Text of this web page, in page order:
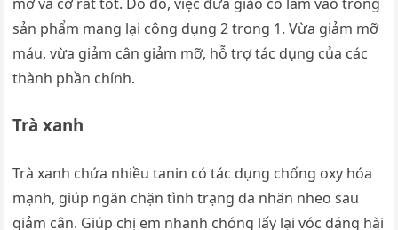
sản phẩm mang lại công dụng 2 trong 1. Vừa giảm mỡ
máu, vừa giảm cân giảm mỡ, hỗ trợ tác dụng của các
thành phần chính.
Trà xanh
Trà xanh chứa nhiều tanin có tác dụng chống oxy hóa
mạnh, giúp ngăn chặn tình trạng da nhăn nheo sau
giảm cân. Giúp chị em nhanh chóng lấy lại vóc dáng hài